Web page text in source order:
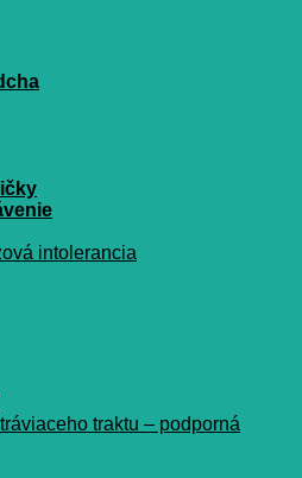
intolerancia
traktu – podporná